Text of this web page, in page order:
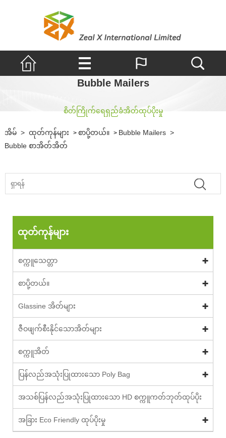
Bubble Mailers
စိတ်ကြိုက်ရေရှည်ခံအိတ်ထုပ်ပိုးမှု
အိမ် > ထုတ်ကုန်များ > စာပို့တယ်။ > Bubble Mailers >
Bubble စာအိတ်အိတ်
ထုတ်ကုန်များ
စက္ကူသေတ္တာ
စာပို့တယ်။
Glassine အိတ်များ
ဇီဝဖျက်စီးနိုင်သောအိတ်များ
စက္ကူအိတ်
ပြန်လည်အသုံးပြုထားသော Poly Bag
အသစ်ပြန်လည်အသုံးပြုထားသော HD စက္ကူကတ်ဘုတ်ထုပ်ပိုး
အခြား Eco Friendly ထုပ်ပိုးမှု